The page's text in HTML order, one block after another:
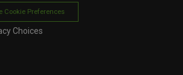
Cookie Preferences
Choices